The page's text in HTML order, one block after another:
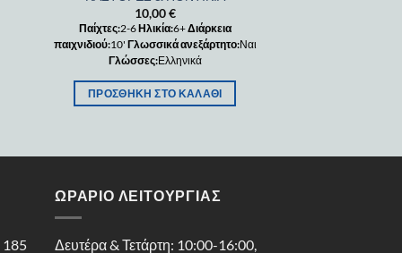
10,00€
Παίχτες:2-6 Ηλικία:6+Διάρκεια
παιχνιδιού:10' Γλωσσικά ανεξάρτητο:Ναι
Γλώσσες:Ελληνικά
ΠΡΟΣΘΉΚΗ ΣΤΟ ΚΑΛΆΘΙ
185
ΩΡΑΡΙΟ ΛΕΙΤΟΥΡΓΙΑΣ
Δευτέρα & Τετάρτη: 10:00-16:00,